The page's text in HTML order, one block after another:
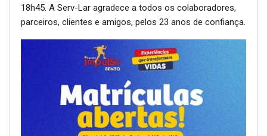
18h45. A Serv-Lar agradece a todos os colaboradores,
parceiros, clientes e amigos, pelos 23 anos de confiança.